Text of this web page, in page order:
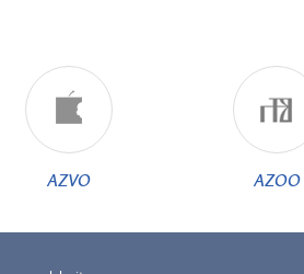
AZVO AZOO